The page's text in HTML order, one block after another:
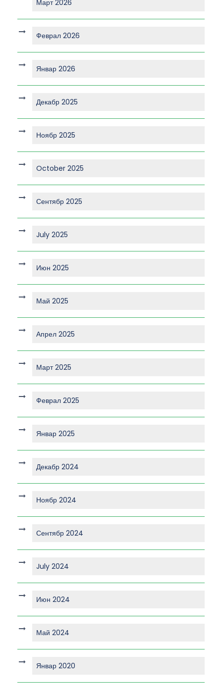
Март 2026
Феврал 2026
Январ 2026
Декабр 2025
Ноябр 2025
October 2025
Сентябр 2025
July 2025
Июн 2025
Май 2025
Апрел 2025
Март 2025
Феврал 2025
Январ 2025
Декабр 2024
Ноябр 2024
Сентябр 2024
July 2024
Июн 2024
Май 2024
Январ 2020